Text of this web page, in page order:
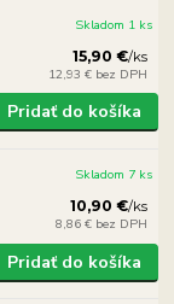
15,90 €/ks
12,93 € bez DPH
Skladom 1 ks
Pridať do košíka
10,90 €/ks
8,86 € bez DPH
Skladom 7 ks
Pridať do košíka